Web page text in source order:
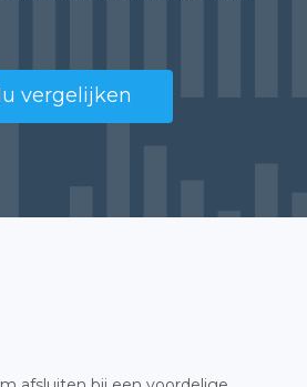
vergelijken